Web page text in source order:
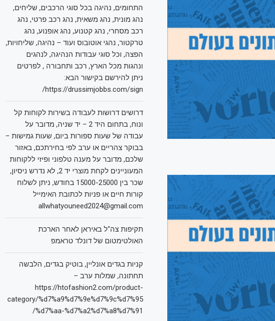
התחומים, נהיגה בכל סוגי הרכבים, שליחים,
נהג מונית, נהג משאית, נהג רכב פרטי, נהג
רכב מסחרי, נהג קטנוע, נהג אופנוע, נהג
טרקטור, נהגי אוטובוס ועוד – נהיגה, שליחויות,
הפצה, וכל סוגי עבודות הנהיגה, לנהגים
ונהגות מכל הארץ, רכב ותחבורה , לפרטים
ניתן להירשם בקישור הבא:
https://drussimjobbs.com/sign/
דרושים דרושות לעבודה בשירות לקוחות קל
ונוח, בתחום היד 2 – יד שניה, מדובר על
עבודה של שעות ספורות ביום, שעות גמישות –
בבוקר צהריים או ערב לפי בחירתכם, באזור
שלכם, מדובר על מענה טלפוני ופיזי ללקוחות
המעוניינים לקחת מוצרי יד 2, לא נדרש ניסיון,
שכר בין 15000-25000 בחודש, ניתן לשלוח
קורות חיים או פניות לכתובת האימייל
allwhatyouneed2024@gmail.com
תקיפות צה"ל באיראן לאחר הארכת
האולטימטום של דונלד טראמפ
קניות בגדים אונליין, בוטיק בגדים, הלבשה
תחתונה, שמלות ערב –
https://htofashion2.com/product-
category/%d7%a9%d7%9e%d7%9c%d7%95
%d7%aa-%d7%a2%d7%a8%d7%91/